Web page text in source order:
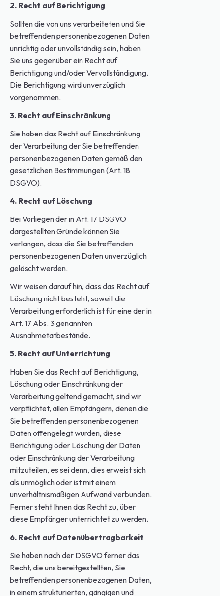
2. Recht auf Berichtigung
Sollten die von uns verarbeiteten und Sie
betreffenden personenbezogenen Daten
unrichtig oder unvollständig sein, haben
Sie uns gegenüber ein Recht auf
Berichtigung und/oder Vervollständigung.
Die Berichtigung wird unverzüglich
vorgenommen.
3. Recht auf Einschränkung
Sie haben das Recht auf Einschränkung
der Verarbeitung der Sie betreffenden
personenbezogenen Daten gemäß den
gesetzlichen Bestimmungen (Art. 18
DSGVO).
4. Recht auf Löschung
Bei Vorliegen der in Art. 17 DSGVO
dargestellten Gründe können Sie
verlangen, dass die Sie betreffenden
personenbezogenen Daten unverzüglich
gelöscht werden.
Wir weisen darauf hin, dass das Recht auf
Löschung nicht besteht, soweit die
Verarbeitung erforderlich ist für eine der in
Art. 17 Abs. 3 genannten
Ausnahmetatbestände.
5. Recht auf Unterrichtung
Haben Sie das Recht auf Berichtigung,
Löschung oder Einschränkung der
Verarbeitung geltend gemacht, sind wir
verpflichtet, allen Empfängern, denen die
Sie betreffenden personenbezogenen
Daten offengelegt wurden, diese
Berichtigung oder Löschung der Daten
oder Einschränkung der Verarbeitung
mitzuteilen, es sei denn, dies erweist sich
als unmöglich oder ist mit einem
unverhältnismäßigen Aufwand verbunden.
Ferner steht Ihnen das Recht zu, über
diese Empfänger unterrichtet zu werden.
6. Recht auf Datenübertragbarkeit
Sie haben nach der DSGVO ferner das
Recht, die uns bereitgestellten, Sie
betreffenden personenbezogenen Daten,
in einem strukturierten, gängigen und